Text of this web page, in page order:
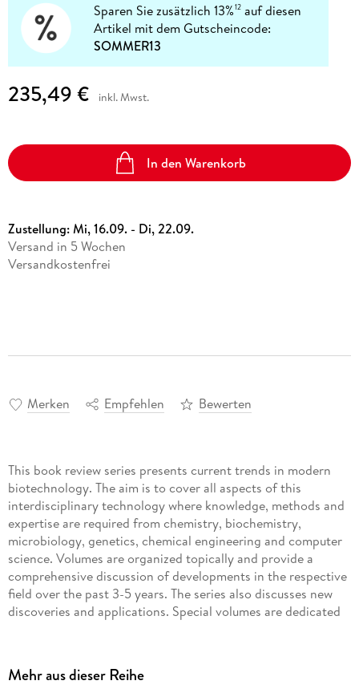
Sparen Sie zusätzlich 13%12 auf diesen
Artikel mit dem Gutscheincode:
SOMMER13
235,49 € inkl. Mwst.
In den Warenkorb
Zustellung:Mi, 16.09. - Di, 22.09.
Versand in 5 Wochen
Versandkostenfrei
Merken Empfehlen Bewerten
This book review series presents current trends in modern
biotechnology. The aim is to cover all aspects of this
interdisciplinary technology where knowledge, methods and
expertise are required from chemistry, biochemistry,
microbiology, genetics, chemical engineering and computer
science. Volumes are organized topically and provide a
comprehensive discussion of developments in the respective
field over the past 3-5 years. The series also discusses new
discoveries and applications. Special volumes are dedicated
In general, special volumes are edited by well-known guest
Mehr aus dieser Reihe